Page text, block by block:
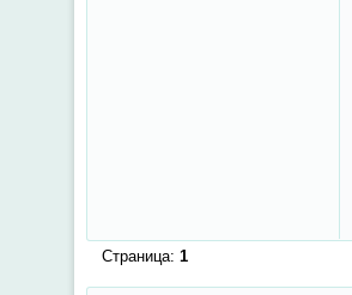
Страница: 1